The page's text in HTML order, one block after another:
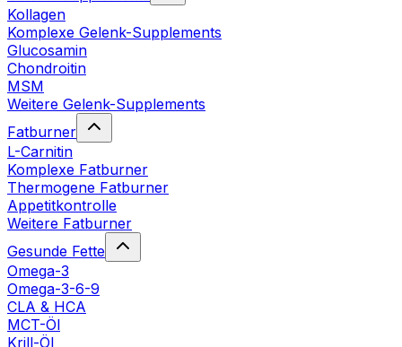
Kollagen
Komplexe Gelenk-Supplements
Glucosamin
Chondroitin
MSM
Weitere Gelenk-Supplements
Fatburner
L-Carnitin
Komplexe Fatburner
Thermogene Fatburner
Appetitkontrolle
Weitere Fatburner
Gesunde Fette
Omega-3
Omega-3-6-9
CLA & HCA
MCT-Öl
Krill-Öl